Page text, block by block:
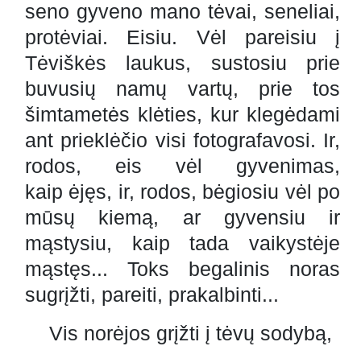
seno gyveno mano tėvai, seneliai,
protėviai. Eisiu. Vėl pareisiu į
Tėviškės laukus, sustosiu prie
buvusių namų vartų, prie tos
šimtametės klėties, kur klegėdami
ant prieklėčio visi fotografavosi. Ir,
rodos, eis vėl gyvenimas,
kaip ėjęs, ir, rodos, bėgiosiu vėl po
mūsų kiemą, ar gyvensiu ir
mąstysiu, kaip tada vaikystėje
mąstęs... Toks begalinis noras
sugrįžti, pareiti, prakalbinti...
Vis norėjos grįžti į tėvų sodybą,